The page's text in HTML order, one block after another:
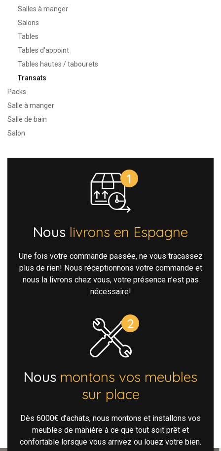
Salles à manger
Salons
Tables
Tables d'appoint
Tables hautes / tabourets
Transats
Packs
Salle à manger
Salle de bain
Salon
Nous livrons en Espagne
Une fois votre commande passée, ne vous tracassez
plus de rien! Nous réceptionnons votre commande et
nous la livrons chez vous, votre présence n’est pas
nécessaire!
Nous montons vos meubles
sur place
Dès 6000€ d’achats, nous montons et installons vos
meubles de manière à ce que tout soit prêt et
confortable lorsque vous arrivez ou louez votre bien.